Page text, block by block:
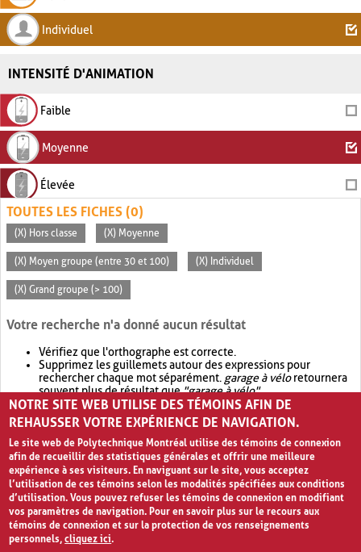
Individuel
INTENSITÉ D'ANIMATION
Faible
Moyenne
Élevée
TOUTES LES FICHES (0)
(X) Hors classe (X) Moyenne
(X) Moyen groupe (entre 30 et 100) (X) Individuel
(X) Grand groupe (> 100)
Votre recherche n'a donné aucun résultat
Vérifiez que l'orthographe est correcte.
Supprimez les guillemets autour des expressions pour
rechercher chaque mot séparément. garage à véloretournera
souvent plus de résultat que"garage à vélo".
Envisagez d'élargir votre recherche avec OR.garage OR vélo
retournera souvent plus de résultat quegarage à vélo
NOTRE SITE WEB UTILISE DES TÉMOINS AFIN DE
REHAUSSER VOTRE EXPÉRIENCE DE NAVIGATION.
Le site web de Polytechnique Montréal utilise des témoins de connexion
afin de recueillir des statistiques générales et offrir une meilleure
expérience à ses visiteurs. En naviguant sur le site, vous acceptez
l’utilisation de ces témoins selon les modalités spécifiées aux conditions
d’utilisation. Vous pouvez refuser les témoins de connexion en modifiant
vos paramètres de navigation. Pour en savoir plus sur le recours aux
témoins de connexion et sur la protection de vos renseignements
personnels,cliquez ici.